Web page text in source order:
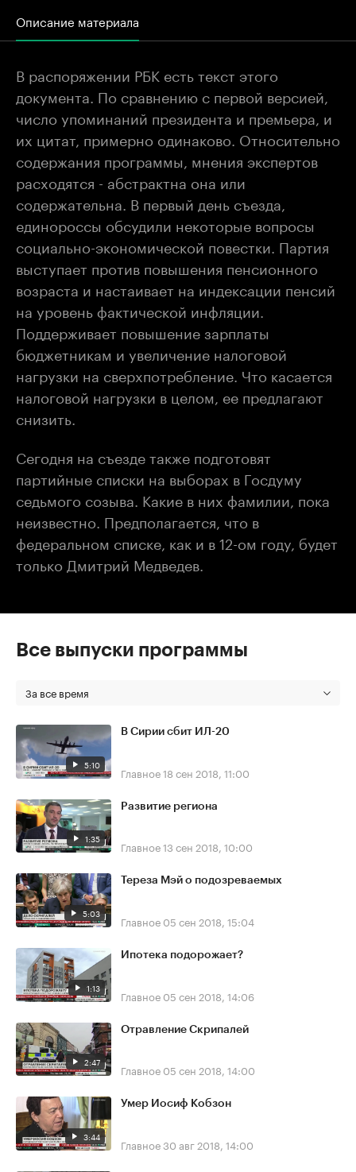
Описание материала
В распоряжении РБК есть текст этого
документа. По сравнению с первой версией,
число упоминаний президента и премьера, и
их цитат, примерно одинаково. Относительно
содержания программы, мнения экспертов
расходятся - абстрактна она или
содержательна. В первый день съезда,
единороссы обсудили некоторые вопросы
социально-экономической повестки. Партия
выступает против повышения пенсионного
возраста и настаивает на индексации пенсий
на уровень фактической инфляции.
Поддерживает повышение зарплаты
бюджетникам и увеличение налоговой
нагрузки на сверхпотребление. Что касается
налоговой нагрузки в целом, ее предлагают
снизить.
Сегодня на съезде также подготовят
партийные списки на выборах в Госдуму
седьмого созыва. Какие в них фамилии, пока
неизвестно. Предполагается, что в
федеральном списке, как и в 12-ом году, будет
только Дмитрий Медведев.
Все выпуски программы
За все время
5:10
В Сирии сбит ИЛ-20
Главное18 сен 2018, 11:00
1:35
Развитие региона
Главное13 сен 2018, 10:00
5:03
Тереза Мэй о подозреваемых
Главное 05 сен 2018, 15:04
1:13
Ипотека подорожает?
Главное 05 сен 2018, 14:06
2:47
Отравление Скрипалей
Главное 05 сен 2018, 14:00
3:44
Умер Иосиф Кобзон
Главное30 авг 2018, 14:00